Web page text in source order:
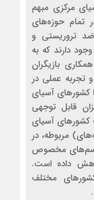
مرکزی مبهم
تمام حوزه‌های
تروریستی و
دارند که به
بازیگران
تجربه عملی در
آسیای
قابل توجهی
کشورهای آسیای
مربوطه، در
مخصوص
داده است.
مختلف